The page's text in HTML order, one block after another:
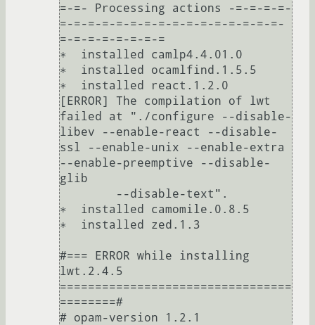
=-=- Processing actions -=-=-=-=-
=-=-=-=-=-=-=-=-=-=-=-=-=-=-=-=-
=-=-=-=-=-=-=-=
∗  installed camlp4.4.01.0
∗  installed ocamlfind.1.5.5
∗  installed react.1.2.0
[ERROR] The compilation of lwt
failed at "./configure --disable-
libev --enable-react --disable-
ssl --enable-unix --enable-extra
--enable-preemptive --disable-
glib
∗  installed camomile.0.8.5
∗  installed zed.1.3
#=== ERROR while installing
lwt.2.4.5
=================================
========#
# opam-version 1.2.1